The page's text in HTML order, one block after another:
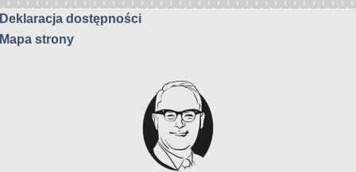
Deklaracja dostępności
Mapa strony